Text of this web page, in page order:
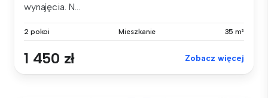
wynajęcia. N...
2 pokoi Mieszkanie 35 m²
1 450 zł Zobacz więcej